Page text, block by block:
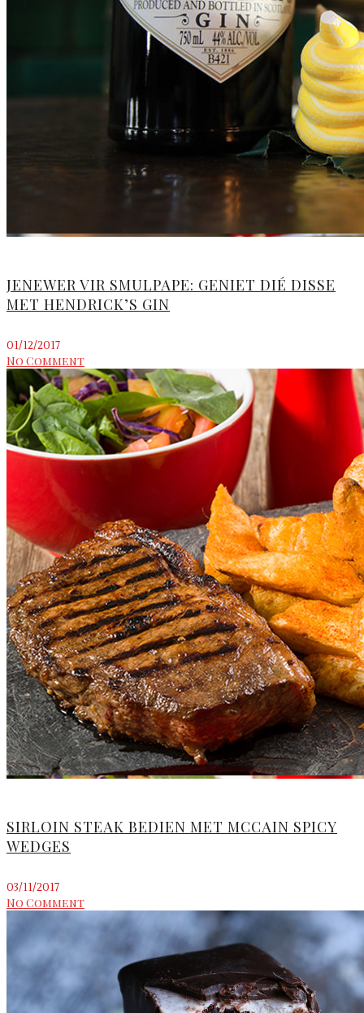
JENEWER VIR SMULPAPE: GENIET DIÉ DISSE
MET HENDRICK’S GIN
01/12/2017
No Comment
SIRLOIN STEAK BEDIEN MET MCCAIN SPICY
WEDGES
03/11/2017
No Comment